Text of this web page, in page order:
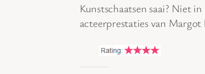
Kunstschaatsen saai? Niet in
acteerprestaties van Margot